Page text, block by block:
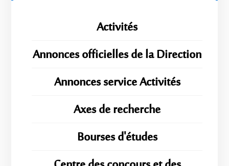
Activités
Annonces officielles de la Direction
Annonces service Activités
Axes de recherche
Bourses d'études